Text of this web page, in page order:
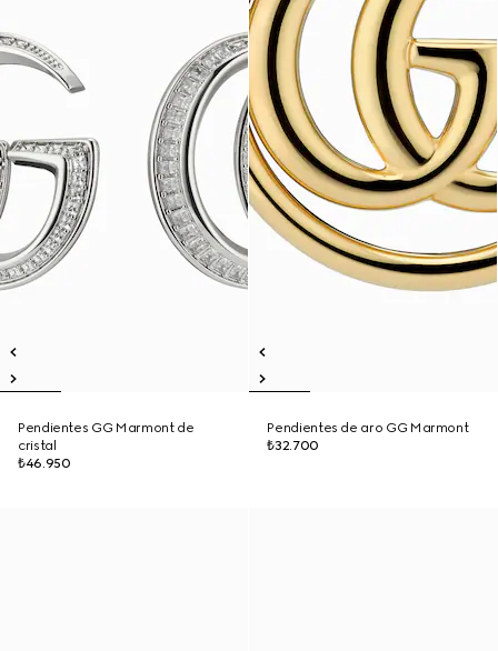
Pendientes GG Marmont de
cristal
₺46.950
Pendientes de aro GG Marmont
₺32.700